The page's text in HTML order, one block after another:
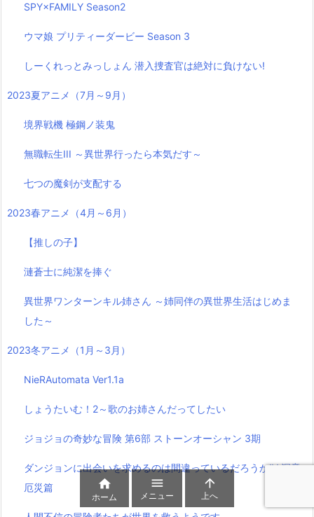
SPY×FAMILY Season2
ウマ娘 プリティーダービー Season 3
しーくれっとみっしょん 潜入捜査官は絶対に負けない!
2023夏アニメ（7月～9月）
境界戦機 極鋼ノ装鬼
無職転生III ～異世界行ったら本気だす～
七つの魔剣が支配する
2023春アニメ（4月～6月）
【推しの子】
漣蒼士に純潔を捧ぐ
異世界ワンターンキル姉さん ～姉同伴の異世界生活はじめま
した～
2023冬アニメ（1月～3月）
NieRAutomata Ver1.1a
しょうたいむ！2～歌のお姉さんだってしたい
ジョジョの奇妙な冒険 第6部 ストーンオーシャン 3期
ダンジョンに出会いを求めるのは間違っているだろうかⅣ 深章
厄災篇

ホーム

メニュー

上へ